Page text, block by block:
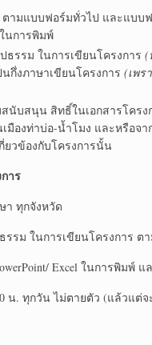
ตามแบบฟอร์มทั่วไป และแบ
ในการพิมพ์
ธรรม ในการเขียนโครงการ (
กึ่งภาษาเขียนโครงการ (เพร
สนับสนุน สิทธิ์ในเอกสารโค
องท่าบ่อ-น้ำโมง และหรือจ
วข้องกับโครงการนั้น
าร
า ทุกจังหวัด
รม ในการเขียนโครงการ ต
Excel ในการพิมพ์ แ
น. ทุกวัน ไม่ตายตัว (แล้วแต่